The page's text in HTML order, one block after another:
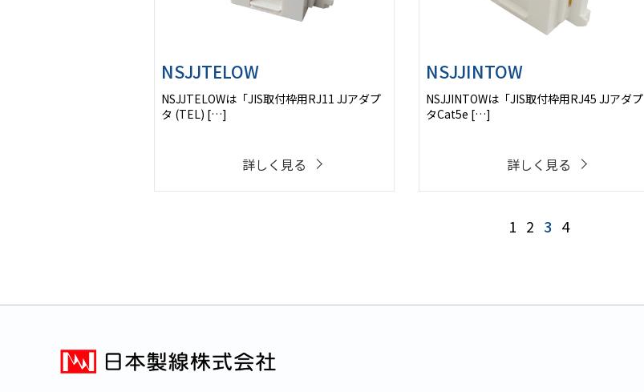
NSJJTELOW
NSJJTELOWは「JIS取付枠用RJ11 JJアダプ
タ (TEL) […]
詳しく見る
NSJJINTOW
NSJJINTOWは「JIS取付枠用RJ45 JJアダプ
タCat5e […]
詳しく見る
1 2 3 4